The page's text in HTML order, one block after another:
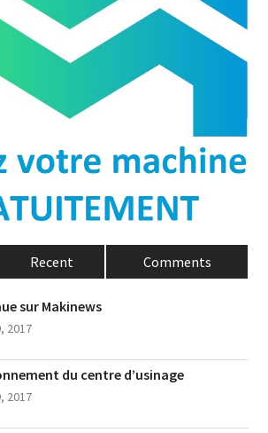
Recent Comments
sur Makinews
2017
du centre d’usinage
2017